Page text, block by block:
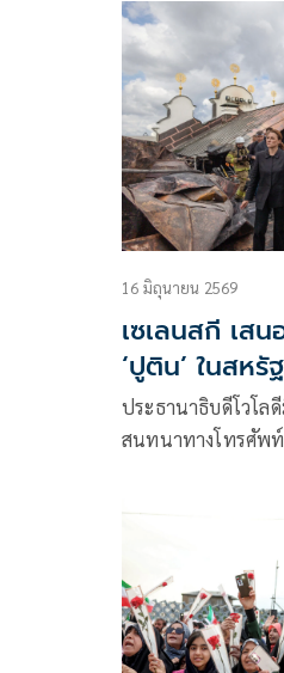
เตหะรานกล่าวเมื่อ
ความมั่นคงล่าสุดจะ
สำหรับการขนส่งทา
16 มิถุนายน 2569
เซเลนสกี เส
‘ปูติน’ ในสหรั
ประธานาธิบดีโวโล
สนทนาทางโทรศัพท์